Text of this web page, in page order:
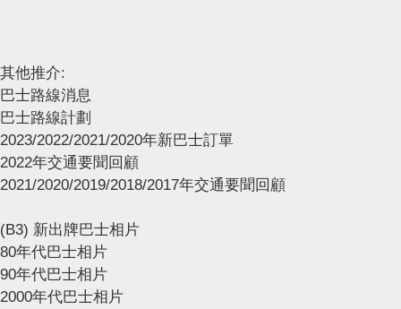
其他推介:
巴士路線消息
巴士路線計劃
2023/2022/2021/2020年新巴士訂單
2022年交通要聞回顧
2021/2020/2019/2018/2017年交通要聞回顧
(B3) 新出牌巴士相片
80年代巴士相片
90年代巴士相片
2000年代巴士相片